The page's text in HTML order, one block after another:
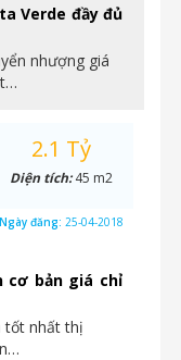
Verde đầy đủ
nhượng giá
cơ bản giá chỉ
tốt nhất thị
2.1 Tỷ
Diện tích:45 m2
Ngày đăng: 25-04-2018